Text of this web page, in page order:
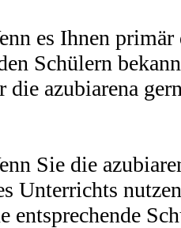
es Ihnen
Schülern
die azubiarena
Sie die
Unterrichts
entsprechende